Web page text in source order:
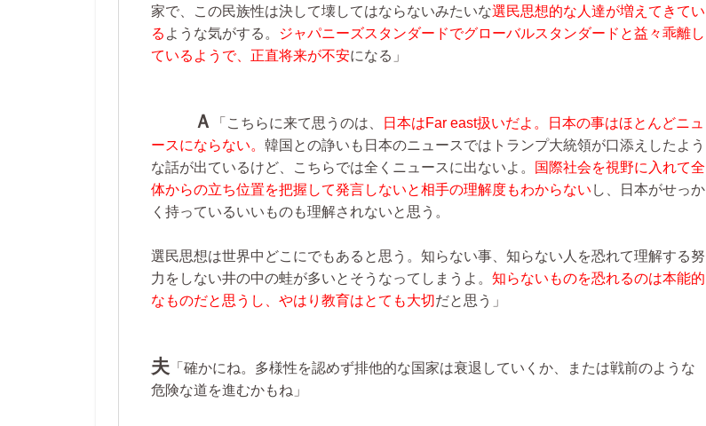
家で、この民族性は決して壊してはならないみたいな選民思想的な人達が増えてきてい
る ような気がする。
ジャパニーズスタンダードでグローバルスタンダードと益々乖離し
ているようで、正直将来が不安になる」
Ａ 「こちらに来て思うのは、
日本はFar east扱いだよ。日本の事はほとんどニュ
ースにならない。 韓国との諍いも日本のニュースではトランプ大統領が口添えしたよう
な話が出ているけど、こちらでは全くニュースに出ないよ。
国際社会を視野に入れて全
体からの立ち位置を把握して発言しないと相手の理解度もわからない し、日本がせっか
く持っているいいものも理解されないと思う。
選民思想は世界中どこにでもあると思う。知らない事、知らない人を恐れて理解する努
力をしない井の中の蛙が多いとそうなってしまうよ。 知らないものを恐れるのは本能的
なものだと思うし、やはり教育はとても大切だと思う」
夫 「確かにね。多様性を認めず排他的な国家は衰退していくか、または戦前のような
危険な道を進むかもね」